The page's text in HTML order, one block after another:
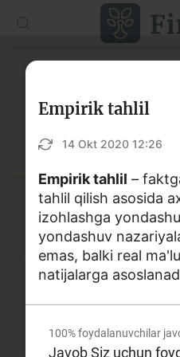
Maqolalar
O‘quv qo‘llanmalar
Lug‘at
Moliyaviy savodxonlik
Video
Loyihalar
Fotogalereya
Lug‘at
A B D
Empirik tahlil
14 Okt 2020 12:26
Empirik tahlil –
tahlil qilish asosida
izohlashga
yondashuv
emas, balki real
natijalarga
100%foydalanuvchilar
Javob Siz uchun